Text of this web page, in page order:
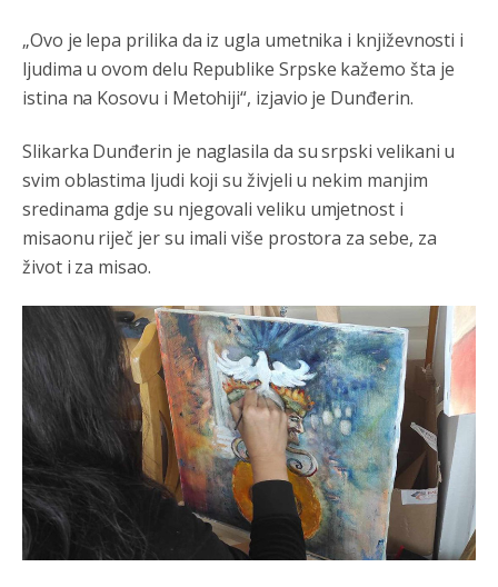
„Ovo je lepa prilika da iz ugla umetnika i književnosti i
ljudima u ovom delu Republike Srpske kažemo šta je
istina na Kosovu i Metohiji“, izjavio je Dunđerin.
Slikarka Dunđerin je naglasila da su srpski velikani u
svim oblastima ljudi koji su živjeli u nekim manjim
sredinama gdje su njegovali veliku umjetnost i
misaonu riječ jer su imali više prostora za sebe, za
život i za misao.
Анонимно2807791 8/6/2026
БиХ није гласала да је тзв.Косово држава. Лупаш ко к у
р а ц по самару луди турко.
Анонимно2807895 8/6/2026 12:16
Dobro zboris 791,ovaj721 dok nije bilo interneta,samo
mu je porodica znala da je glup!
Анонимно2807895 8/6/2026 12:18
Drzi pod kontrolom tri stvari jezik,karakter i
ponasanje...Uzivotu brani tri stvari:cast,prijatelja i
slabije.Iz
zivota iskljuci tri stvari uvredu,neznanje i
zavist.Svedok si ziv gaji tri stvari dobrotu,pamet i
prijateljstvo!!